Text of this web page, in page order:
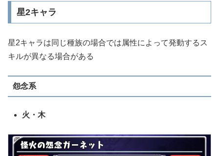
星2キャラ
星2キャラは同じ種族の場合では属性によって発動するス
キルが異なる場合がある
怨念系
火・木